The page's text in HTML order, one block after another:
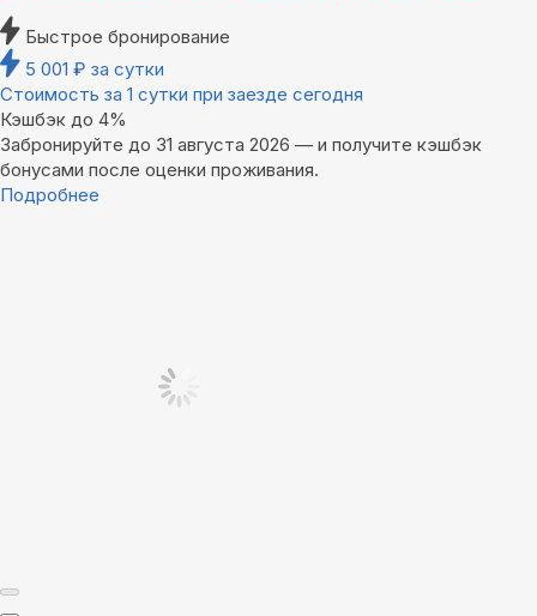
Быстрое бронирование
5 001 ₽ за сутки
Стоимость за 1 сутки при заезде сегодня
Кэшбэк до 4%
Забронируйте до 31 августа 2026 — и получите кэшбэк
бонусами после оценки проживания.
Подробнее